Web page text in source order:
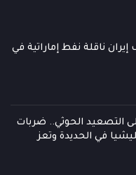
ناقلة نفط إماراتية في
التصعيد الحوثي.. ضربات
في الحديدة وتعز